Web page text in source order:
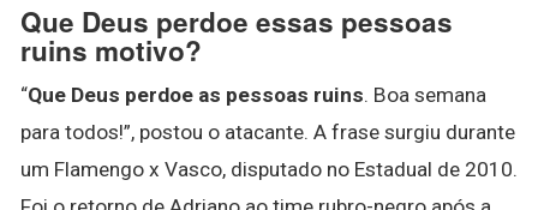
Que Deus perdoe essas pessoas
ruins motivo?
“Que Deus perdoe as pessoas ruins. Boa semana
para todos!”, postou o atacante. A frase surgiu durante
um Flamengo x Vasco, disputado no Estadual de 2010.